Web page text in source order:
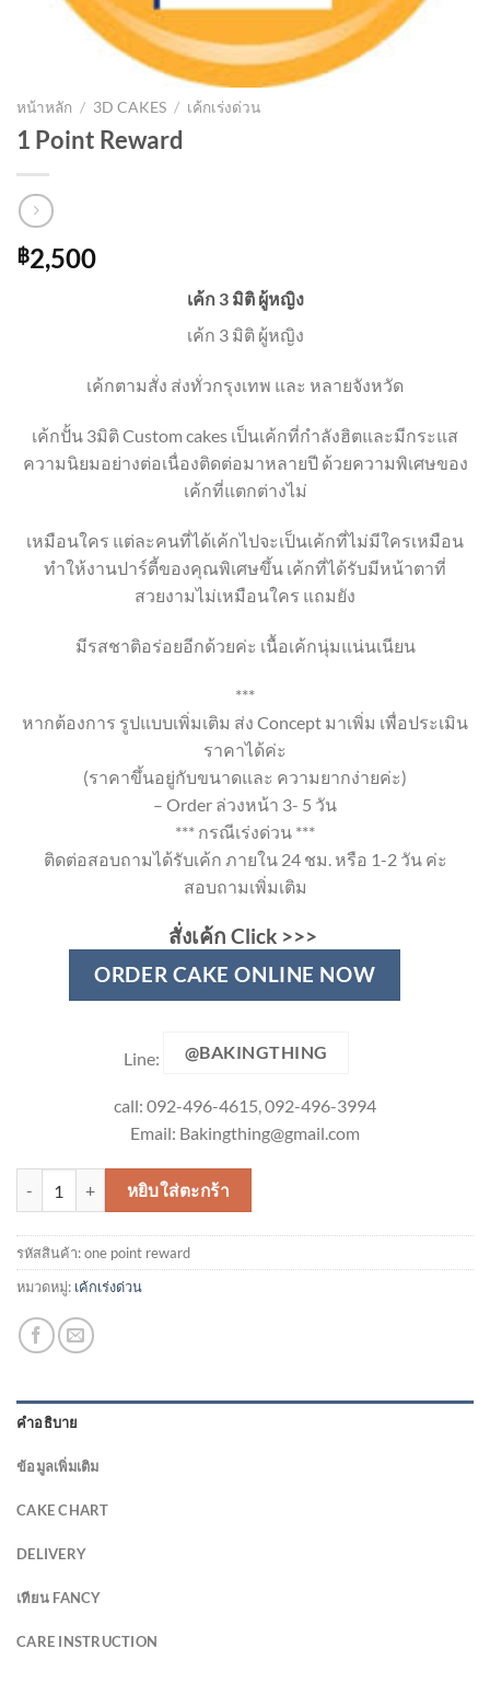
หน้าหลัก / 3D CAKES / เค้กเร่งด่วน
1 Point Reward
฿2,500
เค้ก 3 มิติ ผู้หญิง
เค้ก 3 มิติ ผู้หญิง
เค้กตามสั่ง ส่งทั่วกรุงเทพ และ หลายจังหวัด
เค้กปั้น 3มิติ Custom cakes เป็นเค้กที่กำลังฮิตและมีกระแส
ความนิยมอย่างต่อเนื่องติดต่อมาหลายปี ด้วยความพิเศษของ
เค้กที่แตกต่างไม่
เหมือนใคร แต่ละคนที่ได้เค้กไปจะเป็นเค้กที่ไม่มีใครเหมือน
ทำให้งานปาร์ตี้ของคุณพิเศษขึ้น เค้กที่ได้รับมีหน้าตาที่
สวยงามไม่เหมือนใคร แถมยัง
มีรสชาติอร่อยอีกด้วยค่ะ เนื้อเค้กนุ่มแน่นเนียน
***
หากต้องการ รูปแบบเพิ่มเติม ส่ง Concept มาเพิ่ม เพื่อประเมิน
ราคาได้ค่ะ
(ราคาขึ้นอยู่กับขนาดและ ความยากง่ายค่ะ)
– Order ล่วงหน้า 3- 5 วัน
*** กรณีเร่งด่วน ***
ติดต่อสอบถามได้รับเค้ก ภายใน 24 ชม. หรือ 1-2 วัน ค่ะ
สอบถามเพิ่มเติม
สั่งเค้ก Click >>>
ORDER CAKE ONLINE NOW
Line: @BAKINGTHING
call: 092-496-4615, 092-496-3994
Email: Bakingthing@gmail.com
จำนวน 1 Point Reward ชิ้น
หยิบใส่ตะกร้า
รหัสสินค้า:one point reward
หมวดหมู่: เค้กเร่งด่วน
คำอธิบาย
ข้อมูลเพิ่มเติม
CAKE CHART
DELIVERY
เทียน FANCY
CARE INSTRUCTION